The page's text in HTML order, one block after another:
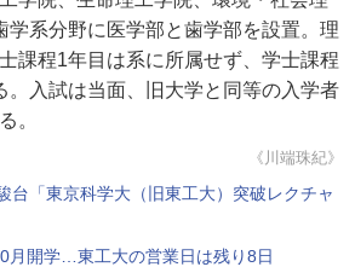
学系分野に医学部と歯学部を設置。理
課程1年目は系に所属せず、学士課程
。入試は当面、旧大学と同等の入学者
。
《川端珠紀》
台「東京科学大（旧東工大）突破レクチャ
月開学…東工大の営業日は残り8日